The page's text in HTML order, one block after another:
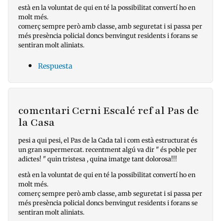
està en la voluntat de qui en té la possibilitat convertí ho en
molt més.
comerç sempre però amb classe, amb seguretat i si passa per
més presència policial doncs benvingut residents i forans se
sentiran molt aliniats.
Respuesta
comentari Cerni Escalé ref al Pas de
la Casa
pesi a qui pesi, el Pas de la Cada tal i com està estructurat és
un gran supermercat. recentment algú va dir " és poble per
adictes! " quin tristesa , quina imatge tant dolorosa!!!
està en la voluntat de qui en té la possibilitat convertí ho en
molt més.
comerç sempre però amb classe, amb seguretat i si passa per
més presència policial doncs benvingut residents i forans se
sentiran molt aliniats.